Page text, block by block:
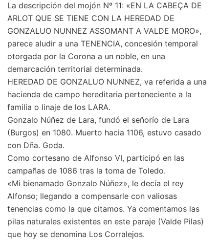
La descripción del mojón Nº 11: «EN LA CABEÇA DE
ARLOT QUE SE TIENE CON LA HEREDAD DE
GONZALUO NUNNEZ ASSOMANT A VALDE MORO»,
parece aludir a una TENENCIA, concesión temporal
otorgada por la Corona a un noble, en una
demarcación territorial determinada.
HEREDAD DE GONZALUO NUNNEZ, va referida a una
hacienda de campo hereditaria perteneciente a la
familia o linaje de los LARA.
Gonzalo Núñez de Lara, fundó el señorío de Lara
(Burgos) en 1080. Muerto hacia 1106, estuvo casado
con Dña. Goda.
Como cortesano de Alfonso VI, participó en las
campañas de 1086 tras la toma de Toledo.
«Mi bienamado Gonzalo Núñez», le decía el rey
Alfonso; llegando a compensarle con valiosas
tenencias como la que citamos. Ya comentamos las
pilas naturales existentes en este paraje (Valde Pilas)
que hoy se denomina Los Corralejos.